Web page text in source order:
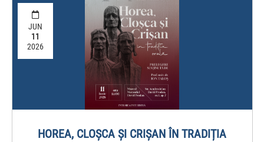
JUN
11
2026
HOREA, CLOȘCA ȘI CRIȘAN ÎN TRADIȚIA